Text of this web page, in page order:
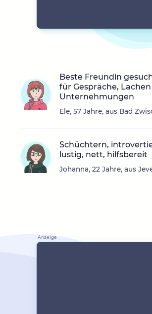
Beste Freundin
für Gespräche, Lachen
Unternehmungen
Ele, 57 Jahre, aus Bad
Schüchtern,
lustig, nett, hilfsbereit
Johanna, 22 Jahre, aus